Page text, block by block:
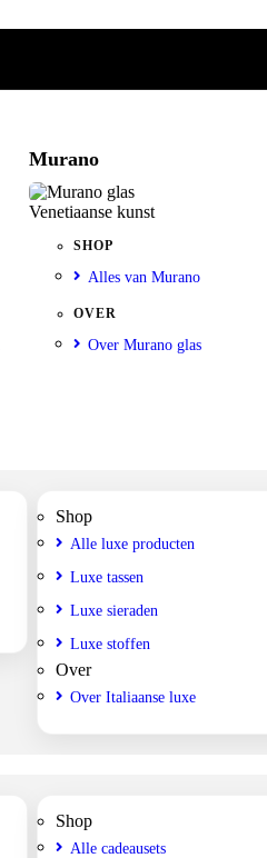
Murano
Venetiaanse kunst
SHOP
Alles van Murano
OVER
Over Murano glas
Shop
Alle luxe producten
Luxe tassen
Luxe sieraden
Luxe stoffen
Over
Over Italiaanse luxe
Shop
Alle cadeausets